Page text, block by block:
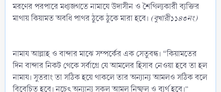
মরণের পরপারে মধ্যজগতে নামাযে উদাসীন ও শৈথিল্যকারী ব্যক্তির
মাথায় কিয়ামত অবধি পাথর ঠুকে ঠুকে মারা হবে। (বুখারী১১৪৩নং)
নামায আল্লাহ ও বান্দার মাঝে সম্পর্কের এক সেতুবন্ধ। “কিয়ামতের
দিন বান্দার নিকট থেকে সর্বাগ্রে যে আমলের হিসাব নেওয়া হবে তা হল
নামায। সুতরাং তা সঠিক হয়ে থাকলে তার অন্যান্য আমলও সঠিক বলে
বিবেচিত হবে। নচেৎ অন্যান্য সকল আমল নিষ্ফল ও ব্যর্থ হবে।”